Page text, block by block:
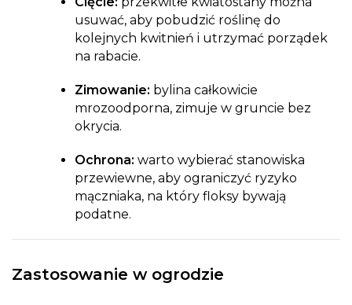
usuwać, aby pobudzić roślinę do
kolejnych kwitnień i utrzymać porządek
na rabacie.
Zimowanie: bylina całkowicie
mrozoodporna, zimuje w gruncie bez
okrycia.
Ochrona: warto wybierać stanowiska
przewiewne, aby ograniczyć ryzyko
mączniaka, na który floksy bywają
podatne.
Zastosowanie w ogrodzie